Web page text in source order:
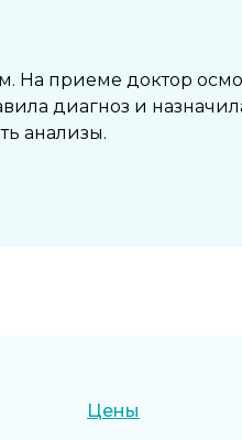
На приеме доктор
диагноз и
анализы​.
Цены